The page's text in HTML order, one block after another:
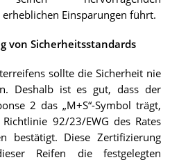
Einsparungen führt.
von Sicherheitsstandards
sollte die Sicherheit nie
Deshalb ist es gut, dass der
2 das „M+S“-Symbol trägt,
92/23/EWG des Rates
bestätigt. Diese Zertifizierung
Reifen die festgelegten